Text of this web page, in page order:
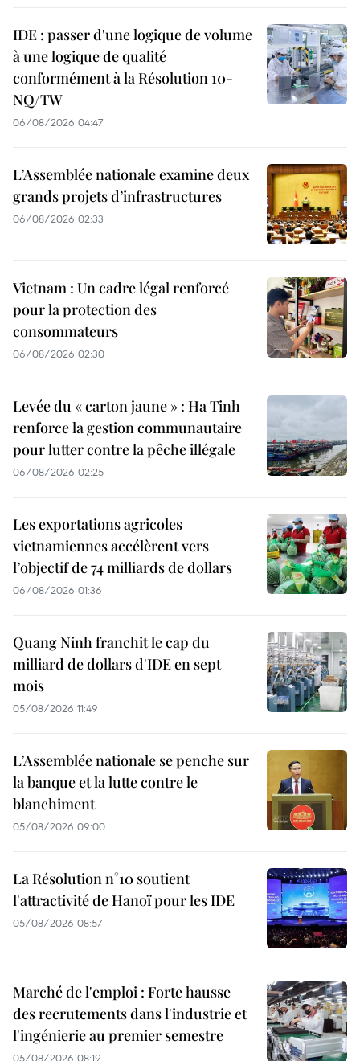
IDE : passer d'une logique de volume
à une logique de qualité
conformément à la Résolution 10-
NQ/TW
06/08/2026 04:47
L’Assemblée nationale examine deux
grands projets d’infrastructures
06/08/2026 02:33
Vietnam : Un cadre légal renforcé
pour la protection des
consommateurs
06/08/2026 02:30
Levée du « carton jaune » : Ha Tinh
renforce la gestion communautaire
pour lutter contre la pêche illégale
06/08/2026 02:25
Les exportations agricoles
vietnamiennes accélèrent vers
l’objectif de 74 milliards de dollars
06/08/2026 01:36
Quang Ninh franchit le cap du
milliard de dollars d'IDE en sept
mois
05/08/2026 11:49
L’Assemblée nationale se penche sur
la banque et la lutte contre le
blanchiment
05/08/2026 09:00
La Résolution n°10 soutient
l'attractivité de Hanoï pour les IDE
05/08/2026 08:57
Marché de l'emploi : Forte hausse
des recrutements dans l'industrie et
l'ingénierie au premier semestre
05/08/2026 08:19